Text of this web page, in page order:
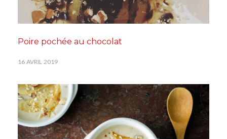
Poire pochée au chocolat
16 AVRIL 2019